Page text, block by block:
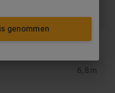
2,68 m
6,8 m
genommen